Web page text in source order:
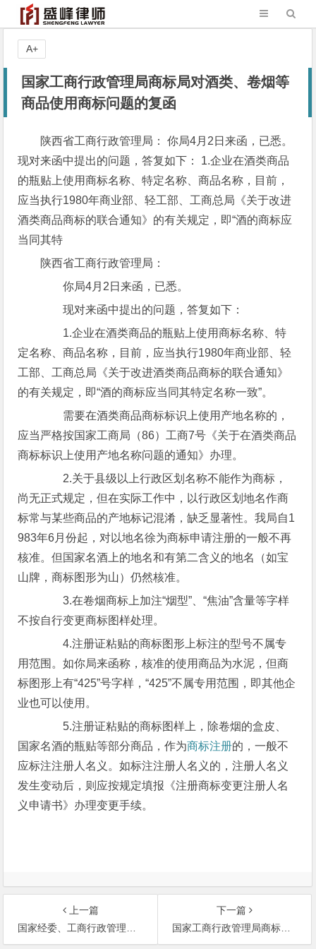
国家工商行政管理局商标局对酒类、卷烟等
商品使用商标问题的复函
陕西省工商行政管理局： 你局4月2日来函，已悉。
现对来函中提出的问题，答复如下： 1.企业在酒类商品
的瓶贴上使用商标名称、特定名称、商品名称，目前，
应当执行1980年商业部、轻工部、工商总局《关于改进
酒类商品商标的联合通知》的有关规定，即“酒的商标应
当同其特
陕西省工商行政管理局：
你局4月2日来函，已悉。
现对来函中提出的问题，答复如下：
1.企业在酒类商品的瓶贴上使用商标名称、特
定名称、商品名称，目前，应当执行1980年商业部、轻
工部、工商总局《关于改进酒类商品商标的联合通知》
的有关规定，即“酒的商标应当同其特定名称一致”。
需要在酒类商品商标标识上使用产地名称的，
应当严格按国家工商局（86）工商7号《关于在酒类商品
商标标识上使用产地名称问题的通知》办理。
2.关于县级以上行政区划名称不能作为商标，
尚无正式规定，但在实际工作中，以行政区划地名作商
标常与某些商品的产地标记混淆，缺乏显著性。我局自1
983年6月份起，对以地名徐为商标申请注册的一般不再
核准。但国家名酒上的地名和有第二含义的地名（如宝
山牌，商标图形为山）仍然核准。
3.在卷烟商标上加注“烟型”、“焦油”含量等字样
不按自行变更商标图样处理。
4.注册证粘贴的商标图形上标注的型号不属专
用范围。如你局来函称，核准的使用商品为水泥，但商
标图形上有“425”号字样，“425”不属专用范围，即其他企
业也可以使用。
5.注册证粘贴的商标图样上，除卷烟的盒皮、
国家名酒的瓶贴等部分商品，作为商标注册的，一般不
应标注注册人名义。如标注注册人名义的，注册人名义
发生变动后，则应按规定填报《注册商标变更注册人名
义申请书》办理变更手续。
A+
上一篇
国家经委、工商行政管理总局关于纺织品恢复使用商标问题的报告
下一篇
国家工商行政管理局商标局关于注册商标使用企业名称的复函